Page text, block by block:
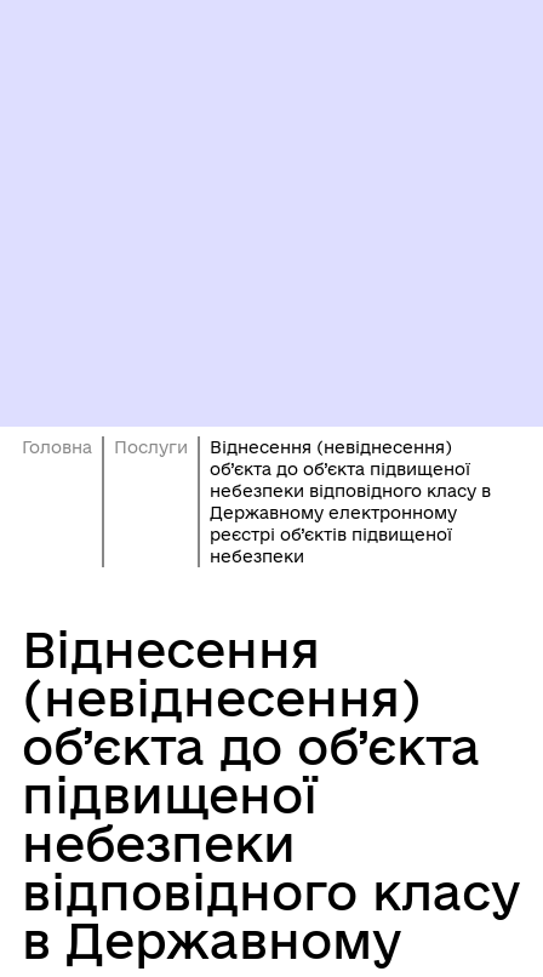
Головна Послуги
Віднесення (невіднесення)
об’єкта до об’єкта підвищеної
небезпеки відповідного класу в
Державному електронному
реєстрі об’єктів підвищеної
небезпеки
Віднесення
(невіднесення)
об’єкта до об’єкта
підвищеної
небезпеки
відповідного класу
в Державному